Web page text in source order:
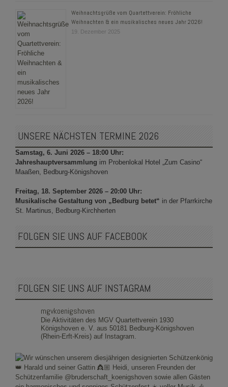
Weihnachtsgrüße vom Quartettverein: Fröhliche
Weihnachten & ein musikalisches neues Jahr 2026!
19. Dezember 2025
UNSERE NÄCHSTEN TERMINE 2026
Samstag, 6. Juni 2026 – 18:00 Uhr:
Jahreshauptversammlung im Probenlokal Hotel „Zum Casino“
Maaßen, Bedburg-Königshoven
Freitag, 18. September 2026 – 20:00 Uhr:
Musikalische Gestaltung von „Bedburg betet“ in der Pfarrkirche
St. Martinus, Bedburg-Kirchherten
FOLGEN SIE UNS AUF FACEBOOK
FOLGEN SIE UNS AUF INSTAGRAM
mgvkoenigshoven
Die Aktivitäten des MGV Quartettverein 1930
Königshoven e. V. aus 50181 Bedburg-Königshoven
(Rhein-Erft-Kreis) auf Instagram.